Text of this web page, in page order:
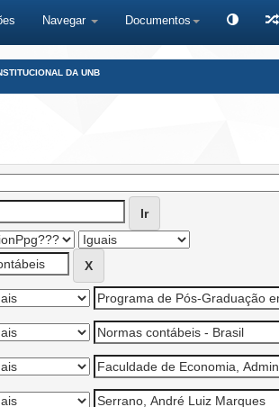
Navegar Documentos
DA UNB